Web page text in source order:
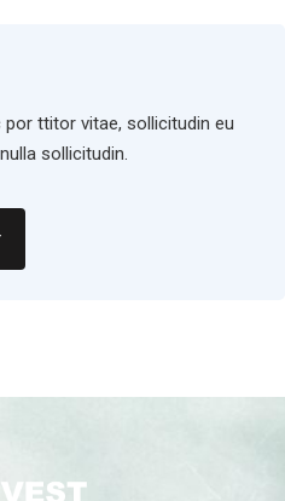
ttitor vitae, sollicitudin eu
sollicitudin.